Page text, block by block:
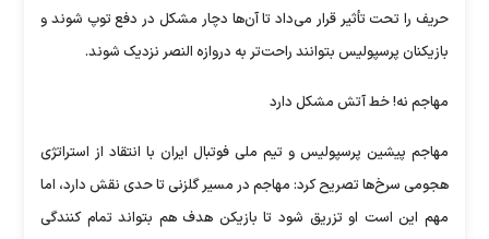
حریف را تحت تأثیر قرار می‌داد تا آن‌ها دچار مشکل در دفع توپ شوند و
بازیکنان پرسپولیس بتوانند راحت‌تر به دروازه النصر نزدیک شوند.
مهاجم نه! خط آتش مشکل دارد
مهاجم پیشین پرسپولیس و تیم ملی فوتبال ایران با انتقاد از استراتژی
هجومی سرخ‌ها تصریح کرد: مهاجم در مسیر گلزنی تا حدی نقش دارد، اما
مهم این است او تزریق شود تا بازیکن هدف هم بتواند تمام کنندگی